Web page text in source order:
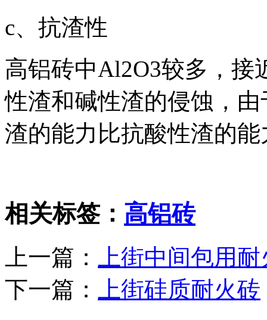
c、抗渣性
高铝砖中Al2O3较多，接
性渣和碱性渣的侵蚀，
渣的能力比抗酸性渣的
相关标签： 高铝砖
上一篇：
上街中间包用
下一篇：
上街硅质耐火砖